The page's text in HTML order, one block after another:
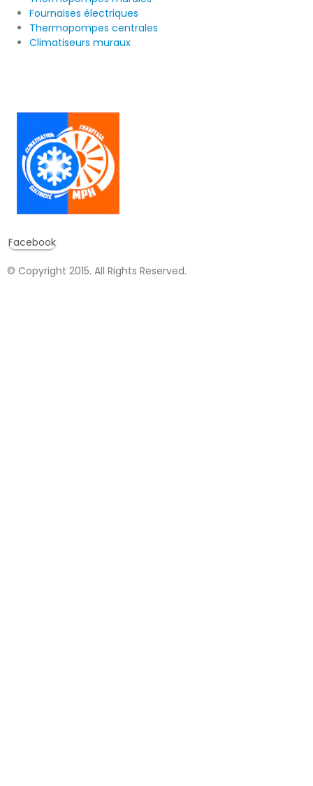
Fournaises électriques
Thermopompes centrales
Climatiseurs muraux
Facebook
© Copyright 2015. All Rights Reserved.